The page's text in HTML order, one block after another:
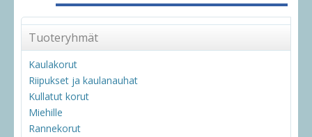
Tuoteryhmät
Kaulakorut
Riipukset ja kaulanauhat
Kullatut korut
Miehille
Rannekorut